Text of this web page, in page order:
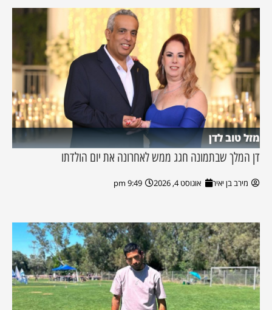
מזל טוב לדן
דן המלך שבתמונה חגג ממש לאחרונה את יום הולדתו
מירב בן יאיר אוגוסט 4, 2026 9:49 pm